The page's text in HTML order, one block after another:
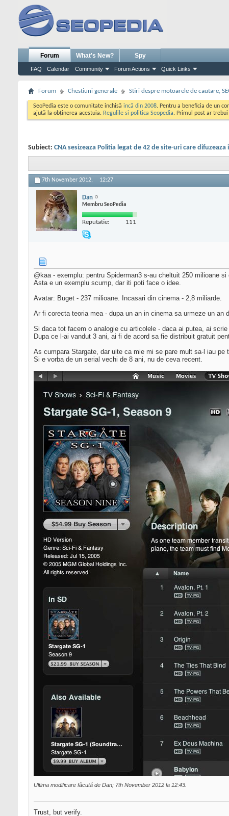
Forum
FAQ Calendar Community Forum Actions Quick Links
What's New? Spy
Forum Chestiuni generale Stiri despre motoarele de cautare,
SeoPedia este o comunitate inchisă incă din 2008. Pentru a beneficia de un
ajută la obținerea acestuia. Regulile si politica Seopedia. Primul post ar
Subiect: CNA sesizeaza Politia legat de 42 de site-uri care difuzeaza
7th November 2012, 12:27
Dan
Membru SeoPedia
Reputatie: 111
@kaa - exemplu: pentru Spiderman3 s-au cheltuit 250 milioane
Asta e un exemplu scump, dar iti poti face o idee.
Avatar: Buget - 237 milioane. Incasari din cinema - 2,8 miliarde.
Ar fi corecta teoria mea - dupa un an in cinema sa urmeze un an
Si daca tot facem o analogie cu articolele - daca ai putea, ai
Dupa ce l-ai vandut 3 ani, ai fi de acord sa fie distribuit gratuit
As cumpara Stargate, dar uite ca mie mi se pare mult sa-l iau
Si e vorba de un serial vechi de 8 ani, nu de ceva recent.
Ultima modificare făcută de Dan; 7th November 2012 la 12:43
Trust, but verify.